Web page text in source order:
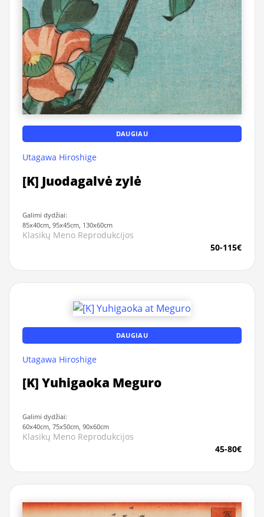
DAUGIAU
Utagawa Hiroshige
[K] Juodagalvė zylė
Galimi dydžiai:
85x40cm, 95x45cm, 130x60cm
Klasikų Meno Reprodukcijos
50-115€
DAUGIAU
Utagawa Hiroshige
[K] Yuhigaoka Meguro
Galimi dydžiai:
60x40cm, 75x50cm, 90x60cm
Klasikų Meno Reprodukcijos
45-80€